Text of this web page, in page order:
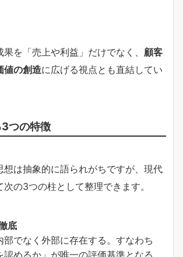
を「売上や利益」だけでなく、 顧客
値の創造に広げる視点とも直結してい
つの特徴
想は抽象的に語られがちですが、現代
の3つの柱として整理できます。
底
部でなく外部に存在する。すなわち
認めるか」が唯一の評価基準となる